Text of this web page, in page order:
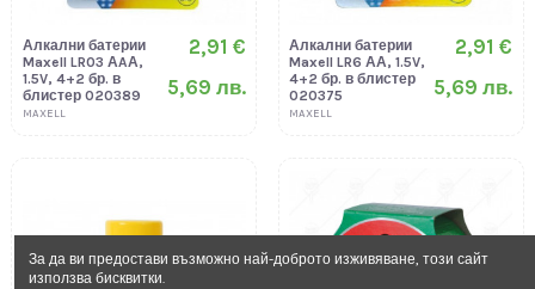
Алкални батерии
Maxell LR03 АAА,
1.5V, 4+2 бр. в
блистер 020389
MAXELL
2,91 €
5,69 лв.
Алкални батерии
Maxell LR6 АА, 1.5V,
4+2 бр. в блистер
020375
MAXELL
2,91 €
5,69 лв.
За да ви предостави възможно най-доброто изживяване, този сайт
използва бисквитки.